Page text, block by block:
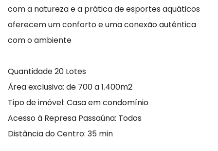
com a natureza e a prática de esportes aquáticos
oferecem um conforto e uma conexão autêntica
com o ambiente
Quantidade 20 Lotes
Área exclusiva: de 700 a 1.400m2
Tipo de imóvel: Casa em condomínio
Acesso à Represa Passaúna: Todos
Distância do Centro: 35 min